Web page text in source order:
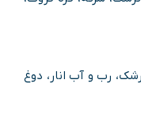
رب و آب انار، دوغ